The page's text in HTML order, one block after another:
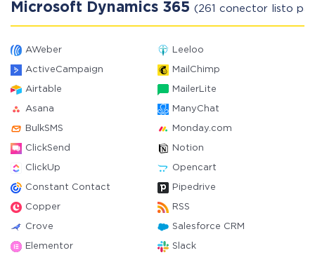
Microsoft Dynamics 365 (261 conector listo
AWeber Leeloo
ActiveCampaign MailChimp
Airtable MailerLite
Asana ManyChat
BulkSMS Monday.com
ClickSend Notion
ClickUp Opencart
Constant Contact Pipedrive
Copper RSS
Crove Salesforce CRM
Elementor Slack